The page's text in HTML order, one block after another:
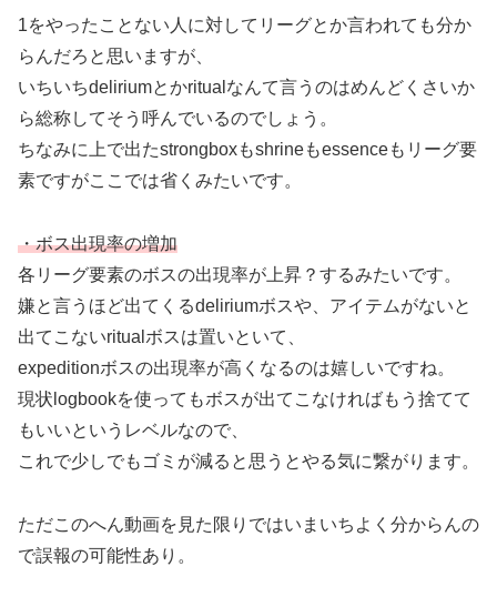
1をやったことない人に対してリーグとか言われても分か
らんだろと思いますが、
いちいちdeliriumとかritualなんて言うのはめんどくさいか
ら総称してそう呼んでいるのでしょう。
ちなみに上で出たstrongboxもshrineもessenceもリーグ要
素ですがここでは省くみたいです。
・ボス出現率の増加
各リーグ要素のボスの出現率が上昇？するみたいです。
嫌と言うほど出てくるdeliriumボスや、アイテムがないと
出てこないritualボスは置いといて、
expeditionボスの出現率が高くなるのは嬉しいですね。
現状logbookを使ってもボスが出てこなければもう捨てて
もいいというレベルなので、
これで少しでもゴミが減ると思うとやる気に繋がります。
ただこのへん動画を見た限りではいまいちよく分からんの
で誤報の可能性あり。